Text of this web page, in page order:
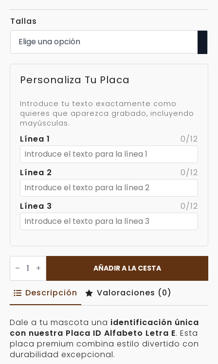
Tallas
Personaliza Tu Placa
Introduce tu texto exactamente como
quieres que aparezca grabado, incluyendo
mayúsculas.
Línea 1 0/12
Línea 2 0/12
Línea 3 0/12
Placa
ID
Alfabeto
Letra
Personalizable
cantidad
AÑADIR A LA CESTA
Descripción Valoraciones (0)
Dale a tu mascota una identificación única
con nuestra Placa ID Alfabeto Letra E. Esta
placa premium combina estilo divertido con
durabilidad excepcional.